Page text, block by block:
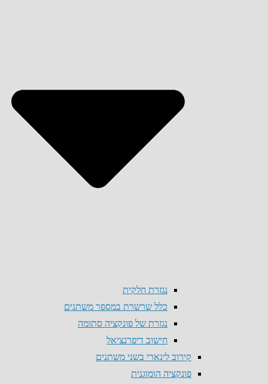
נגזרת חלקית
כלל שרשרת במספר משתנים
נגזרת של פונקציה סתומה
חישוב דיפרנציאל
קירוב לינארי בשני משתנים
פונקציה הומוגנית